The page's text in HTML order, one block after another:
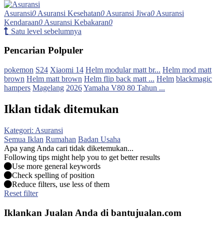
Asuransi0 Asuransi Kesehatan0 Asuransi Jiwa0 Asuransi
Kendaraan0 Asuransi Kebakaran0
Satu level sebelumnya
Pencarian Polpuler
pokemon S24 Xiaomi 14 Helm modular matt br... Helm mod matt
brown Helm matt brown Helm flip back matt ... Helm blackmagic
hampers Magelang 2026Yamaha V80 80 Tahun ...
Iklan tidak ditemukan
Kategori: Asuransi
Semua Iklan Rumahan Badan Usaha
Apa yang Anda cari tidak diketemukan...
Following tips might help you to get better results
Use more general keywords
Check spelling of position
Reduce filters, use less of them
Reset filter
Iklankan Jualan Anda di bantujualan.com